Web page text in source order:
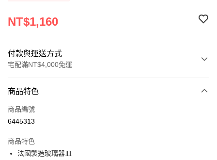
NT$1,160
付款與運送方式
宅配滿NT$4,000免運
信用卡一次付款
信用卡分期付款
合作金庫商業銀行
華南商業銀行
LINE Pay
商品特色
商品編號
6445313
商品特色
法國製造玻璃器皿